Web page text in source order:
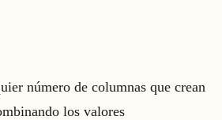
número de columnas que crean
los valores